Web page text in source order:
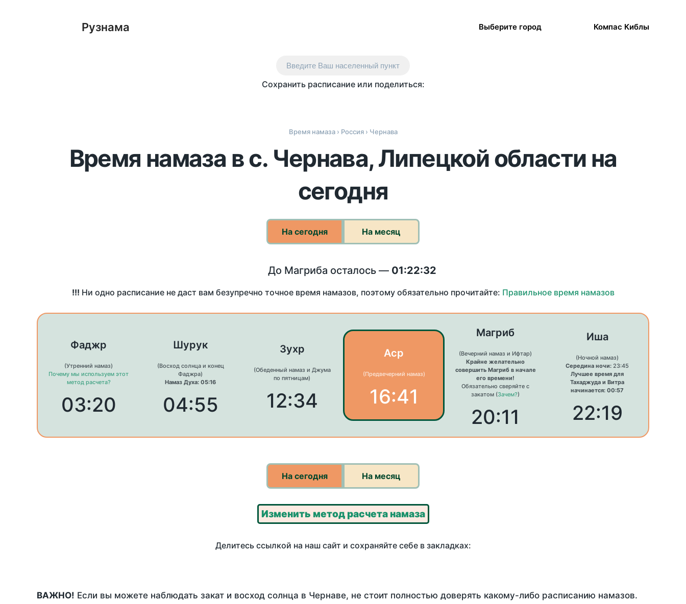
Рузнама Выберите город Компас Киблы
Введите Ваш населенный пункт
Сохранить расписание или поделиться:
Время намаза› Россия› Чернава
Время намаза в с. Чернава, Липецкой области на
сегодня
На сегодня На месяц
До Магриба осталось — 01:22:32
!!! Ни одно расписание не даст вам безупречно точное время намазов, поэтому обязательно прочитайте: Правильное время намазов
Фаджр
(Утренний намаз)
Почему мы используем этот
метод расчета?
03:20
Шурук
(Восход солнца и конец
Фаджра)
Намаз Духа: 05:16
04:55
Зухр
(Обеденный намаз и Джума
по пятницам)
12:34
Аср
(Предвечерний намаз)
16:41
Магриб
(Вечерний намаз и Ифтар)
Крайне желательно
совершить Магриб в начале
его времени!
Обязательно сверяйте с
закатом (Зачем?)
20:11
Иша
(Ночной намаз)
Середина ночи: 23:45
Лучшее время для
Тахаджуда и Витра
начинается: 00:57
22:19
На сегодня На месяц
Изменить метод расчета намаза
Делитесь ссылкой на наш сайт и сохраняйте себе в закладках:
ВАЖНО! Если вы можете наблюдать закат и восход солнца в Чернаве, не стоит полностью доверять какому-либо расписанию намазов.